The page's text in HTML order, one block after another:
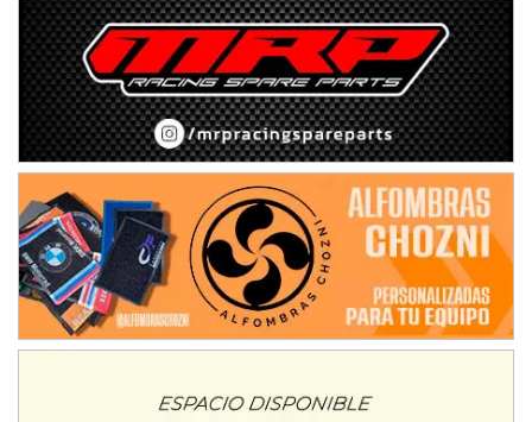
ENTRERRIANO - F6 (POSTERGADA)
Parque de la Velocidad (Asfalto)
Villaguay (Entre Ríos)
VICTORIENSE - F7
El Cerro (Tierra)
Victoria (Entre Ríos)
PATAGONICO - F6
Moto Club Reginense (Tierra)
Gral. E. Godoy (Río Negro)
CSK - F7
Juventud Unida (Tierra)
Humboldt (Santa Fe)
NORESTE SANTAFESINO - F6